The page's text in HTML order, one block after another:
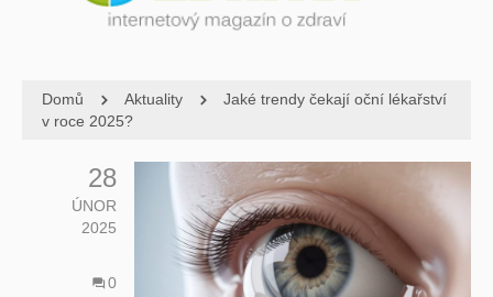
Domů Aktuality
Jaké trendy čekají oční lékařství
v roce 2025?
28
ÚNOR
2025
0